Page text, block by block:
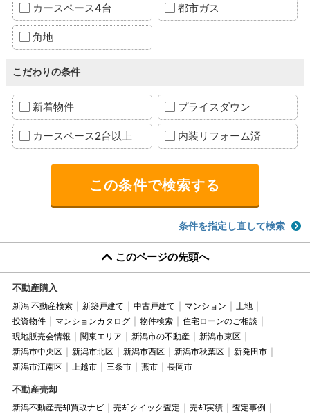
カースペース4台 都市ガス
角地
こだわりの条件
新着物件 プライスダウン
カースペース2台以上 内装リフォーム済
条件を指定し直して検索
このページの先頭へ
不動産購入
新潟 不動産検索 新築戸建て 中古戸建て マンション
土地
投資物件
マンションカタログ 物件検索
住宅ローンのご相談
現地販売会情報
関東エリア 新潟市の不動産
新潟市東区
新潟市中央区
新潟市北区 新潟市西区 新潟市秋葉区
新発田市
新潟市江南区
上越市 三条市 燕市 長岡市
不動産売却
新潟不動産売却買取ナビ 売却クイック査定 売却実績
査定事例